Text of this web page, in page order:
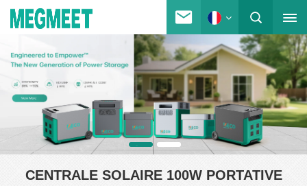
CENTRALE SOLAIRE 100W PORTATIVE